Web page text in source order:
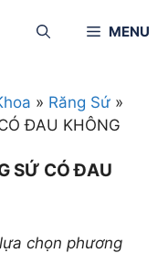
MENU
» Răng Sứ »
ĐAU KHÔNG
SỨ CÓ ĐAU
chọn phương